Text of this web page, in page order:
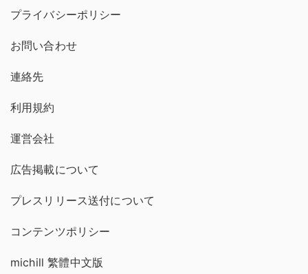
プライバシーポリシー
お問い合わせ
連絡先
利用規約
運営会社
広告掲載について
プレスリリース送付について
コンテンツポリシー
michill 繁體中文版